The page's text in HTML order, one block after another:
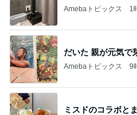
Amebaトピックス 1
だいた 親が元気で
Amebaトピックス 9
ミスドのコラボと